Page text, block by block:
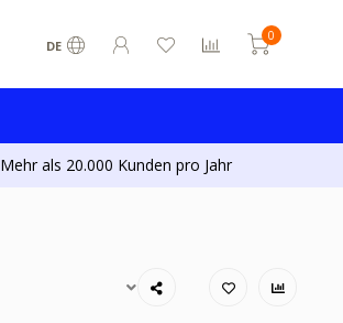
DE
0
Mehr als 20.000 Kunden pro Jahr